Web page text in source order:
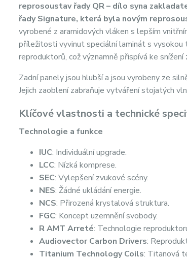
reprosoustav řady QR – dílo syna
řady Signature, která byla novým
vyrobené z aramidových vláken s lepším
příležitosti vyvinut speciální laminát s vysokou
reproduktorů, což významně přispívá ke snížení
Zadní panely jsou hlubší a jsou vyrobeny ze
Jejich zaoblení zabraňuje vytváření stojatých
Klíčové vlastnosti a technické
Technologie a funkce
IUC: Individuální upgrade.
LCC: Nízká komprese.
SEC: Vylepšení zvukové scény.
NES: Žádné ukládání energie.
NCS: Přirozená krystalová struktura.
FGC: Koncept uzemnění svobody.
R AMT Arreté: Technologie
Audiovector Carbon Drivers:
Titanium Technology Coils: Titanová